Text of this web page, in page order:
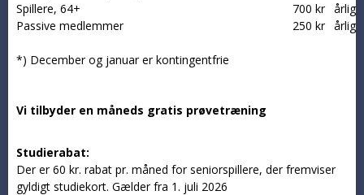
Spillere, 64+
700 kr årligt
Passive medlemmer
250 kr årligt
*) December og januar er kontingentfrie
Vi tilbyder en måneds gratis prøvetræning
Studierabat:
Der er 60 kr. rabat pr. måned for seniorspillere, der fremviser
gyldigt studiekort. Gælder fra 1. juli 2026